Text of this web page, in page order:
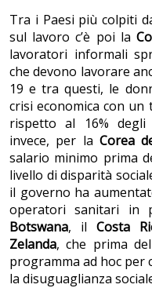
Tra i Paesi più colpiti
sul lavoro c’è poi la
lavoratori informali
che devono lavorare
19 e tra questi, le
crisi economica con un
rispetto al 16% degli
invece, per la Corea
salario minimo prima
livello di disparità
il governo ha
operatori sanitari in
Botswana, il Costa
Zelanda, che prima
programma ad hoc per
la disuguaglianza